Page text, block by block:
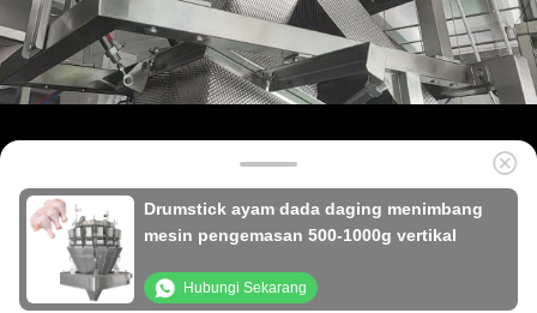
Drumstick ayam dada daging menimbang
mesin pengemasan 500-1000g vertikal
Hubungi Sekarang